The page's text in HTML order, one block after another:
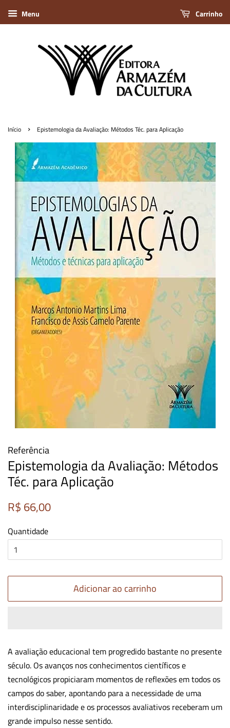
Menu Carrinho
Início › Epistemologia da Avaliação: Métodos Téc. para Aplicação
Referência
Epistemologia da Avaliação: Métodos
Téc. para Aplicação
Preço
R$ 66,00
Quantidade
Adicionar ao carrinho
A avaliação educacional tem progredido bastante no presente
século. Os avanços nos conhecimentos científicos e
tecnológicos propiciaram momentos de reflexões em todos os
campos do saber, apontando para a necessidade de uma
interdisciplinaridade e os processos avaliativos receberam um
grande impulso nesse sentido.